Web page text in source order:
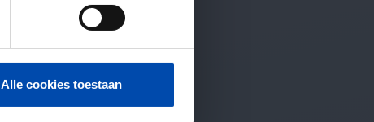
Alle cookies toestaan